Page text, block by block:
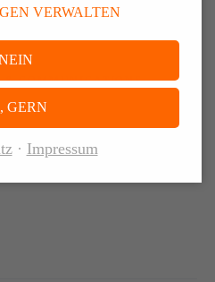
& COMMUNICATIONS
VERWALTEN
GERN
Impressum